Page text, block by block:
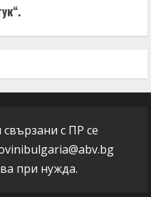
с ПР се
при нужда.